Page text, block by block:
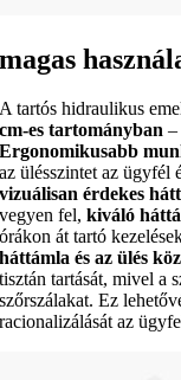
magas
A tartós hidraulikus
cm-es tartományban –
Ergonomikusabb
az ülésszintet az ügyfél
vizuálisan érdekes
vegyen fel,kiváló
órákon át tartó
háttámla és az ülés
tisztán tartását, mivel a
szőrszálakat. Ez
racionalizálását az